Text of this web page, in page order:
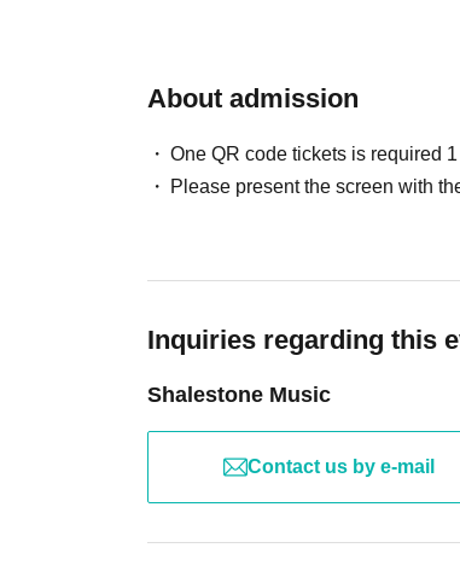
About admission
One QR code tickets is required
Please present the screen with
Inquiries regarding this
Shalestone Music
Contact us by e-mail